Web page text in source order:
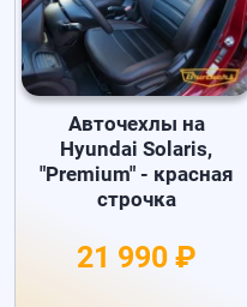
Авточехлы на
Hyundai Solaris,
"Premium" - красная
строчка
21 990 ₽